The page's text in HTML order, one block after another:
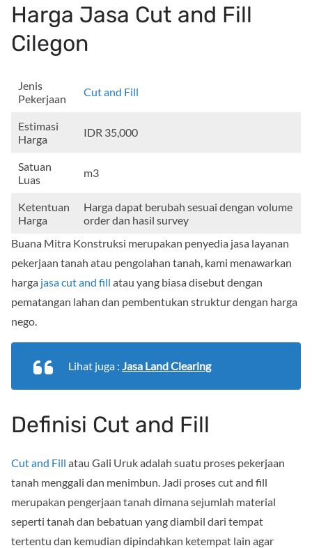
Harga Jasa Cut and Fill
Cilegon
Jenis
Pekerjaan
Cut and Fill
Estimasi
Harga
IDR 35,000
Satuan
Luas
m3
Ketentuan
Harga
Harga dapat berubah sesuai dengan volume
order dan hasil survey
Buana Mitra Konstruksi merupakan penyedia jasa layanan
pekerjaan tanah atau pengolahan tanah, kami menawarkan
harga jasa cut and fill atau yang biasa disebut dengan
pematangan lahan dan pembentukan struktur dengan harga
nego.
Lihat juga : Jasa Land Clearing
Definisi Cut and Fill
Cut and Fill atau Gali Uruk adalah suatu proses pekerjaan
tanah menggali dan menimbun. Jadi proses cut and fill
merupakan pengerjaan tanah dimana sejumlah material
seperti tanah dan bebatuan yang diambil dari tempat
tertentu dan kemudian dipindahkan ketempat lain agar